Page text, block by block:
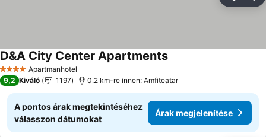
4 KategóriaApartmanhotel
D&A City Center Apartments
9,2 Kiváló 1197 0.2 km-re innen: Amfiteatar
A pontos árak megtekintéséhez
válasszon dátumokat
Árak megjelenítése